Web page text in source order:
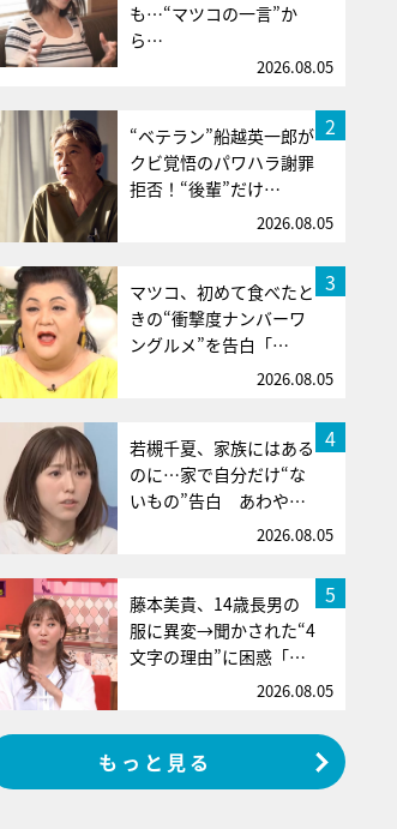
も…“マツコの一言”か
ら…
2026.08.05
2
“ベテラン”船越英一郎が
クビ覚悟のパワハラ謝罪
拒否！“後輩”だけ…
2026.08.05
3
マツコ、初めて食べたと
きの“衝撃度ナンバーワ
ングルメ”を告白「…
2026.08.05
4
若槻千夏、家族にはある
のに…家で自分だけ“な
いもの”告白 あわや…
2026.08.05
5
藤本美貴、14歳長男の
服に異変→聞かされた“4
文字の理由”に困惑「…
2026.08.05
もっと見る